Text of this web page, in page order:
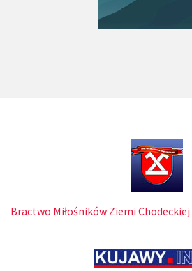
Bractwo Miłośników Ziemi Chodeckiej